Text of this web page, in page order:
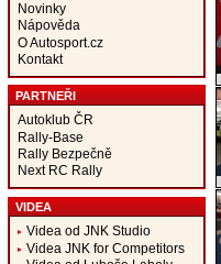
Novinky
Nápověda
O Autosport.cz
Kontakt
PARTNEŘI
Autoklub ČR
Rally-Base
Rally Bezpečně
Next RC Rally
VIDEA
Videa od JNK Studio
Videa JNK for Competitors